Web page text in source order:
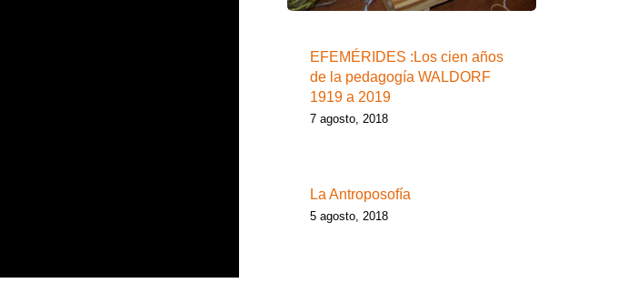
EFEMÉRIDES :Los cien años
de la pedagogía WALDORF
1919 a 2019
7 agosto, 2018
La Antroposofía
5 agosto, 2018